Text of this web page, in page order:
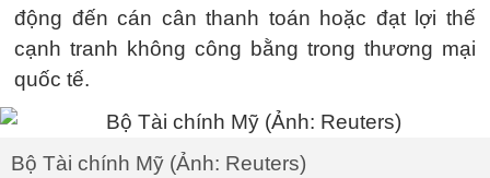
động đến cán cân thanh toán hoặc đạt lợi thế
cạnh tranh không công bằng trong thương mại
quốc tế.
Bộ Tài chính Mỹ (Ảnh: Reuters)